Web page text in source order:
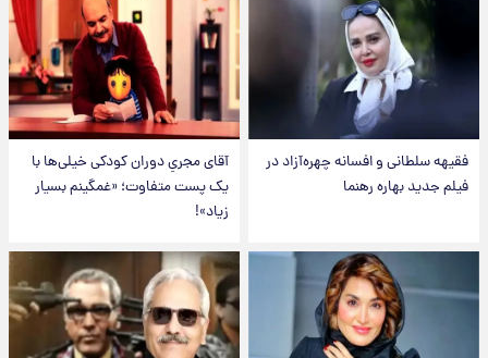
فقیهه سلطانی و افسانه چهره‌آزاد در
فیلم جدید بهاره رهنما
آقای مجریِ دوران کودکی خیلی‌ها با
یک پست متفاوت؛ «غمگینم بسیار
زیاد»!